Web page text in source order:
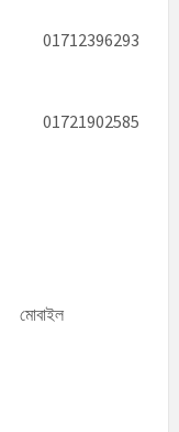
01712396293
01721902585
মোবাইল